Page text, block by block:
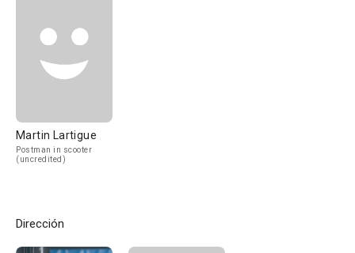
Martin Lartigue
Postman in scooter
(uncredited)
Dirección